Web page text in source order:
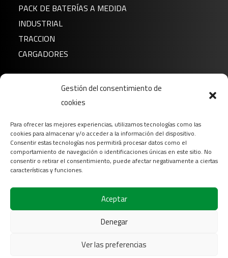
Gestión del consentimiento de
cookies
Para ofrecer las mejores experiencias, utilizamos tecnologías como las
cookies para almacenar y/o acceder a la información del dispositivo.
Consentir estas tecnologías nos permitirá procesar datos como el
comportamiento de navegación o identificaciones únicas en este sitio. No
consentir o retirar el consentimiento, puede afectar negativamente a ciertas
características y funciones.
Aceptar
Denegar
Ver las preferencias
PACK DE BATERÍAS A MEDIDA
INDUSTRIAL
TRACCION
CARGADORES
Descargar
Contacto
Login
Síganos en